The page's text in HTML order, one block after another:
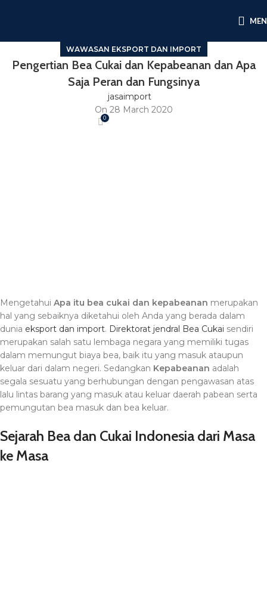
WAWASAN EKSPORT DAN IMPORT
Pengertian Bea Cukai dan Kepabeanan dan Apa
Saja Peran dan Fungsinya
jasaimport
On 28 March 2020
0
Mengetahui Apa itu bea cukai dan kepabeanan merupakan
hal yang sebaiknya diketahui oleh Anda yang berada dalam
dunia eksport dan import. Direktorat jendral Bea Cukai sendiri
merupakan salah satu lembaga negara yang memiliki tugas
dalam memungut biaya bea, baik itu yang masuk ataupun
keluar dari dalam negeri. Sedangkan Kepabeanan adalah
segala sesuatu yang berhubungan dengan pengawasan atas
lalu lintas barang yang masuk atau keluar daerah pabean serta
pemungutan bea masuk dan bea keluar.
Sejarah Bea dan Cukai Indonesia dari Masa
ke Masa